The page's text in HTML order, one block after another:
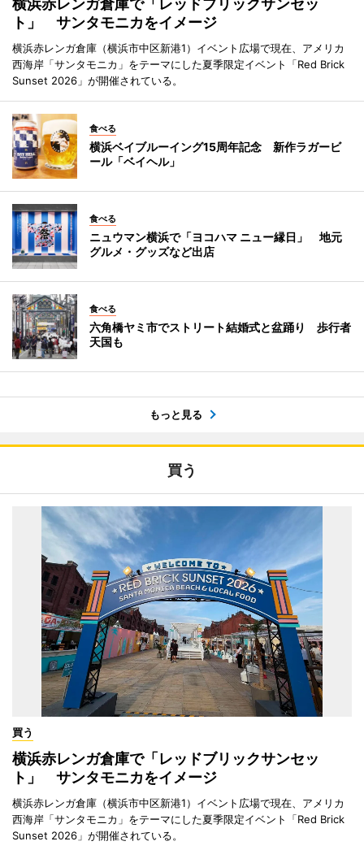
横浜赤レンガ倉庫で「レッドブリックサンセッ
ト」 サンタモニカをイメージ
横浜赤レンガ倉庫（横浜市中区新港1）イベント広場で現在、アメリカ
西海岸「サンタモニカ」をテーマにした夏季限定イベント「Red Brick
Sunset 2026」が開催されている。
食べる
横浜ベイブルーイング15周年記念 新作ラガービ
ール「ベイヘル」
食べる
ニュウマン横浜で「ヨコハマ ニュー縁日」 地元
グルメ・グッズなど出店
食べる
六角橋ヤミ市でストリート結婚式と盆踊り 歩行者
天国も
もっと見る
買う
買う
横浜赤レンガ倉庫で「レッドブリックサンセッ
ト」 サンタモニカをイメージ
横浜赤レンガ倉庫（横浜市中区新港1）イベント広場で現在、アメリカ
西海岸「サンタモニカ」をテーマにした夏季限定イベント「Red Brick
Sunset 2026」が開催されている。